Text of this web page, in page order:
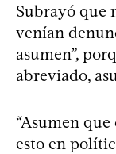
Subrayó que
venían
asumen”,
abreviado,
“Asumen
esto en